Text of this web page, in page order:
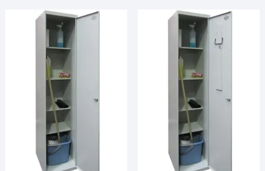
Asesor El Arroyo
En línea · responde en segundos
Llamar Cómo llegar